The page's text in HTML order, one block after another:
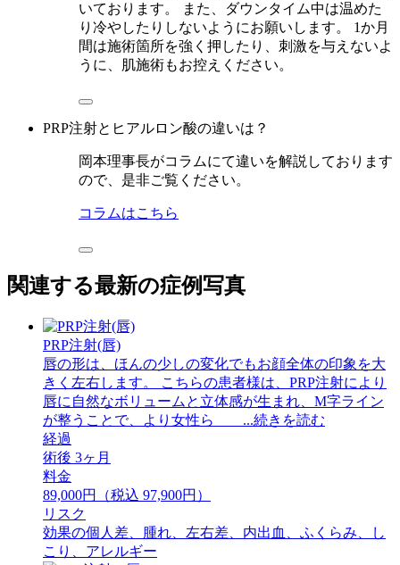
いております。 また、ダウンタイム中は温めた
り冷やしたりしないようにお願いします。 1か月
間は施術箇所を強く押したり、刺激を与えないよ
うに、肌施術もお控えください。
PRP注射とヒアルロン酸の違いは？
岡本理事長がコラムにて違いを解説しております
ので、是非ご覧ください。
コラムはこちら
関連する最新の症例写真
PRP注射(唇)
唇の形は、ほんの少しの変化でもお顔全体の印象を大
きく左右します。 こちらの患者様は、PRP注射により
唇に自然なボリュームと立体感が生まれ、M字ライン
が整うことで、より女性ら ...続きを読む
経過
術後 3ヶ月
料金
89,000円（税込 97,900円）
リスク
効果の個人差、腫れ、左右差、内出血、ふくらみ、し
こり、アレルギー